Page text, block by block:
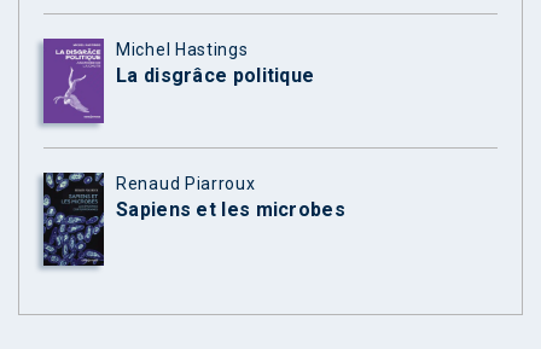
Michel Hastings
La disgrâce politique
Renaud Piarroux
Sapiens et les microbes